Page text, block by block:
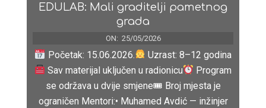
EDULAB: Mali graditelji pametnog
grada
ON: 25/05/2026
Početak: 15.06.2026.
Uzrast: 8–12 godina
Sav materijal uključen u radionicu
Program
se održava u dvije smjene🎟 Broj mjesta je
ograničen Mentori:• Muhamed Avdić — inžinjer